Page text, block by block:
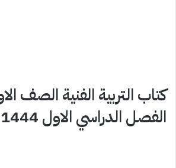
كتاب التربية الفنية الصف
الفصل الدراسي الاول 1444